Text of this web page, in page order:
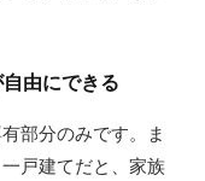
由にできる
部分のみです。ま
戸建てだと、家族